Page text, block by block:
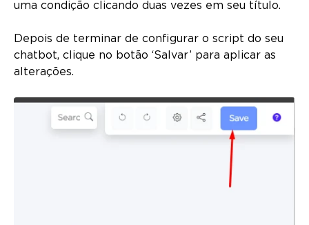
uma condição clicando duas vezes em seu título.
Depois de terminar de configurar o script do seu
chatbot, clique no botão ‘Salvar’ para aplicar as
alterações.